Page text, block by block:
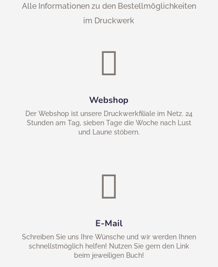
Alle Informationen zu den Bestellmöglichkeiten
im Druckwerk

Webshop
Der Webshop ist unsere Druckwerkfiliale im Netz. 24
Stunden am Tag, sieben Tage die Woche nach Lust
und Laune stöbern.

E-Mail
Schreiben Sie uns Ihre Wünsche und wir werden Ihnen
schnellstmöglich helfen! Nutzen Sie gern den Link
beim jeweiligen Buch!